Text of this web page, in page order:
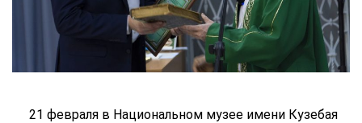
21 февраля в Национальном музее имени Кузебая